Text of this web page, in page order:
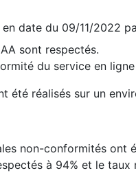
en date du 09/11/2022
sont respectés.
du service en
été réalisés sur un
non-conformités ont
à 94% et le